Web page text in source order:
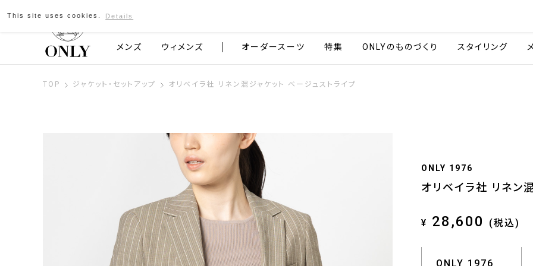
京都発のスーツブランド ONLY
メンズ ウィメンズ オーダースーツ 特集 ONLYのものづくり スタイリング
TOP ジャケット・セットアップ オリベイラ社 リネン混ジャケット ベージュストライプ
ONLY 1976
オリベイラ社 リネン
¥ 28,600 (税込)
ONLY 1976
This site uses cookies. Details